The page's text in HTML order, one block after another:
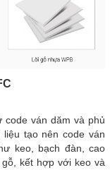
code ván dăm và phủ
tạo nên code ván
keo, bạch đàn, cao
kết hợp với keo và